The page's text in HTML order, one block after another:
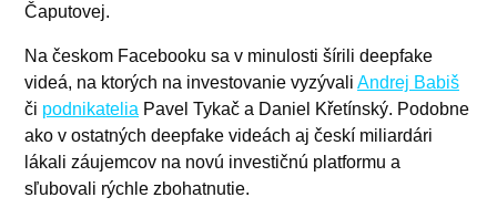
Čaputovej.
Na českom Facebooku sa v minulosti šírili deepfake
videá, na ktorých na investovanie vyzývali Andrej Babiš
či podnikatelia Pavel Tykač a Daniel Křetínský. Podobne
ako v ostatných deepfake videách aj českí miliardári
lákali záujemcov na novú investičnú platformu a
sľubovali rýchle zbohatnutie.